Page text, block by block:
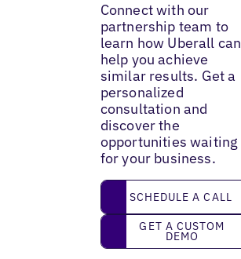
Connect with our
partnership team to
learn how Uberall can
help you achieve
similar results. Get a
personalized
consultation and
discover the
opportunities waiting
for your business.
Schedule a call
SCHEDULE A CALL
Get a custom demo
GET A CUSTOM
DEMO